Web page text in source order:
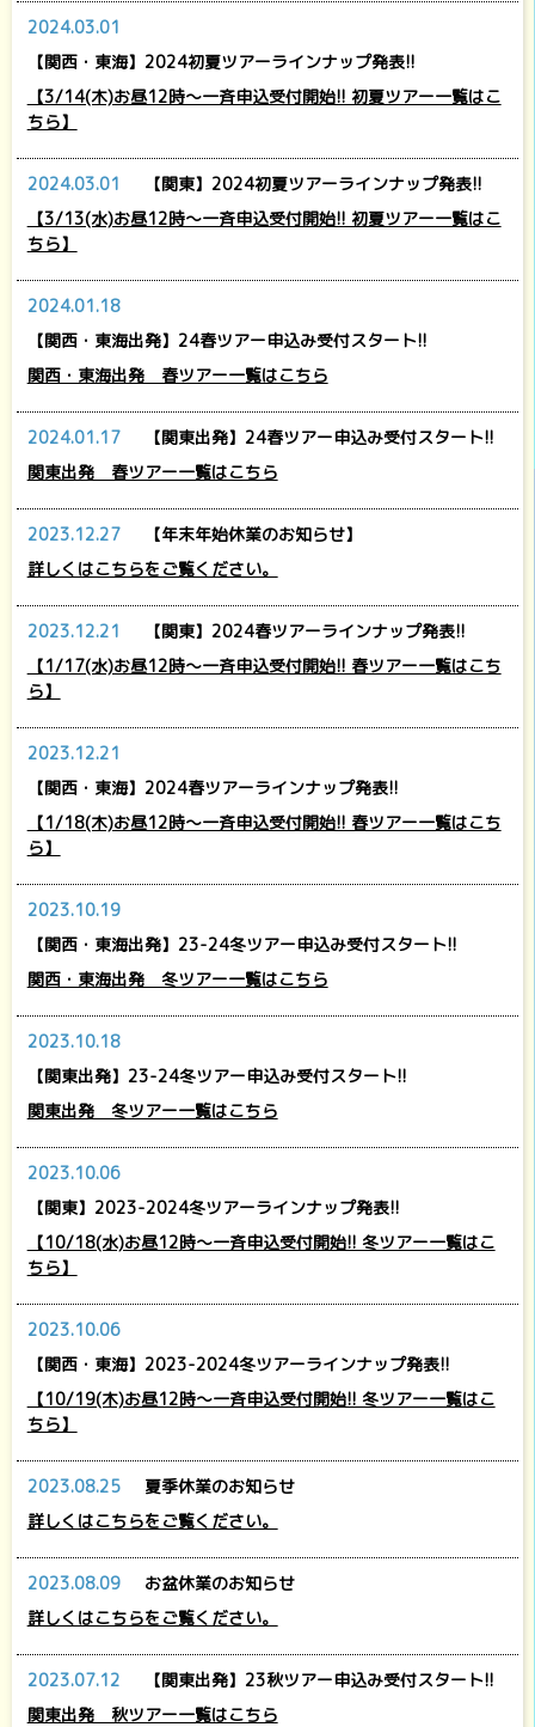
2024.03.01
【関西・東海】2024初夏ツアーラインナップ発表!!
【3/14(木)お昼12時～一斉申込受付開始!! 初夏ツアー一覧はこ
ちら】
2024.03.01
【関東】2024初夏ツアーラインナップ発表!!
【3/13(水)お昼12時～一斉申込受付開始!! 初夏ツアー一覧はこ
ちら】
2024.01.18
【関西・東海出発】24春ツアー申込み受付スタート!!
関西・東海出発 春ツアー一覧はこちら
2024.01.17
【関東出発】24春ツアー申込み受付スタート!!
関東出発 春ツアー一覧はこちら
2023.12.27
【年末年始休業のお知らせ】
詳しくはこちらをご覧ください。
2023.12.21
【関東】2024春ツアーラインナップ発表!!
【1/17(水)お昼12時～一斉申込受付開始!! 春ツアー一覧はこち
ら】
2023.12.21
【関西・東海】2024春ツアーラインナップ発表!!
【1/18(木)お昼12時～一斉申込受付開始!! 春ツアー一覧はこち
ら】
2023.10.19
【関西・東海出発】23-24冬ツアー申込み受付スタート!!
関西・東海出発 冬ツアー一覧はこちら
2023.10.18
【関東出発】23-24冬ツアー申込み受付スタート!!
関東出発 冬ツアー一覧はこちら
2023.10.06
【関東】2023-2024冬ツアーラインナップ発表!!
【10/18(水)お昼12時～一斉申込受付開始!! 冬ツアー一覧はこ
ちら】
2023.10.06
【関西・東海】2023-2024冬ツアーラインナップ発表!!
【10/19(木)お昼12時～一斉申込受付開始!! 冬ツアー一覧はこ
ちら】
2023.08.25
夏季休業のお知らせ
詳しくはこちらをご覧ください。
2023.08.09
お盆休業のお知らせ
詳しくはこちらをご覧ください。
2023.07.12
【関東出発】23秋ツアー申込み受付スタート!!
関東出発 秋ツアー一覧はこちら